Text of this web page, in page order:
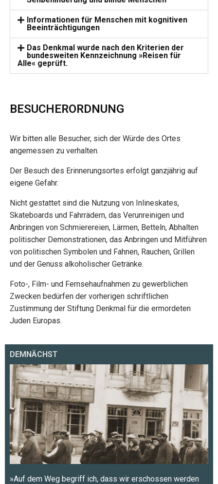
Informationen für Menschen mit kognitiven
Beeinträchtigungen
Das Denkmal wurde nach den Kriterien der
bundesweiten Kennzeichnung »Reisen für
Alle« geprüft.
BESUCHERORDNUNG
Wir bitten alle Besucher, sich der Würde des Ortes
angemessen zu verhalten.
Der Besuch des Erinnerungsortes erfolgt ganzjährig auf
eigene Gefahr.
Nicht gestattet sind die Nutzung von Inlineskates,
Skateboards und Fahrrädern, das Verunreinigen und
Anbringen von Schmierereien, Lärmen, Betteln, Abhalten
politischer Demonstrationen, das Anbringen und Mitführen
von politischen Symbolen und Fahnen, Rauchen, Grillen
und der Genuss alkoholischer Getränke.
Foto-, Film- und Fernsehaufnahmen zu gewerblichen
Zwecken bedürfen der vorherigen schriftlichen
Zustimmung der Stiftung Denkmal für die ermordeten
Juden Europas.
DEMNÄCHST
»Auf dem Weg begriff ich, dass wir erschossen werden